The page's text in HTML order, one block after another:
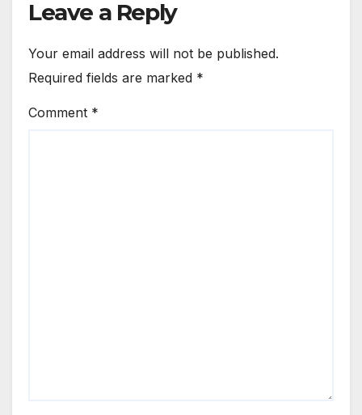
Leave a Reply
Your email address will not be published.
Required fields are marked *
Comment *